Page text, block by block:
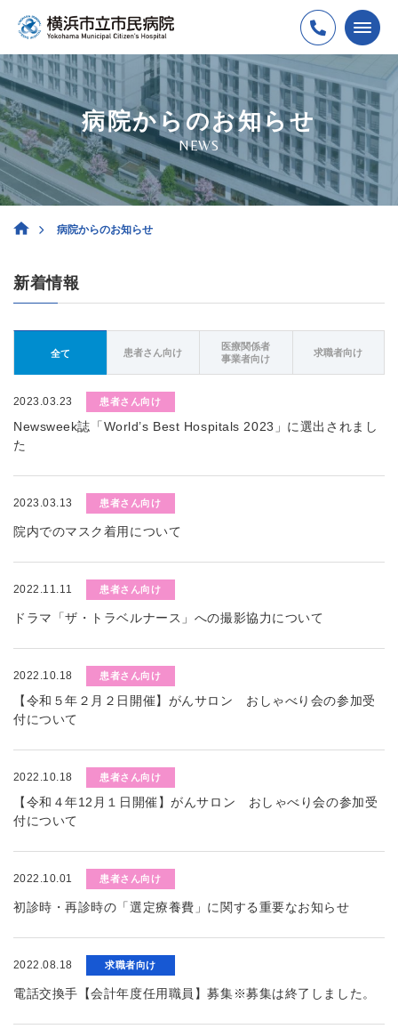
病院からのお知らせ
NEWS
病院からのお知らせ
新着情報
全て 患者さん向け
医療関係者
事業者向け
求職者向け
2023.03.23 患者さん向け
Newsweek誌「World’s Best Hospitals 2023」に選出されまし
た
2023.03.13 患者さん向け
院内でのマスク着用について
2022.11.11 患者さん向け
ドラマ「ザ・トラベルナース」への撮影協力について
2022.10.18 患者さん向け
【令和５年２月２日開催】がんサロン おしゃべり会の参加受
付について
2022.10.18 患者さん向け
【令和４年12月１日開催】がんサロン おしゃべり会の参加受
付について
2022.10.01 患者さん向け
初診時・再診時の「選定療養費」に関する重要なお知らせ
2022.08.18 求職者向け
電話交換手【会計年度任用職員】募集※募集は終了しました。